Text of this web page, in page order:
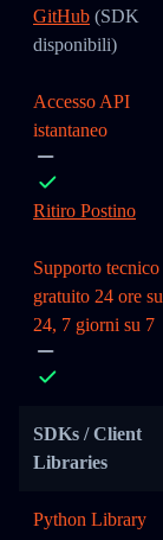
GitHub (SDK
disponibili)
Accesso API
istantaneo
Ritiro Postino
Supporto tecnico
gratuito 24 ore su
24, 7 giorni su 7
SDKs / Client
Libraries
Python Library